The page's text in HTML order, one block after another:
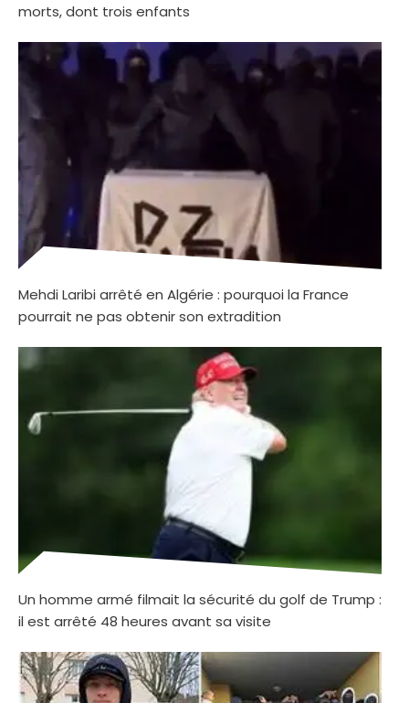
morts, dont trois enfants
Mehdi Laribi arrêté en Algérie : pourquoi la France
pourrait ne pas obtenir son extradition
Un homme armé filmait la sécurité du golf de Trump :
il est arrêté 48 heures avant sa visite